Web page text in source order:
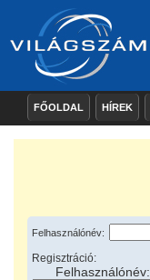
FŐOLDAL HÍREK
Felhasználónév:
Regisztráció:
Felhasználónév: